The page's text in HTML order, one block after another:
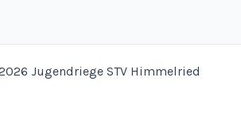
Jugendriege STV Himmelried